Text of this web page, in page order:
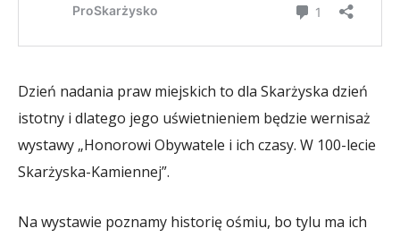
Dzień nadania praw miejskich to dla Skarżyska dzień
istotny i dlatego jego uświetnieniem będzie wernisaż
wystawy „Honorowi Obywatele i ich czasy. W 100-lecie
Skarżyska-Kamiennej”.
Na wystawie poznamy historię ośmiu, bo tylu ma ich